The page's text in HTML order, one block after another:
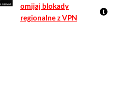
omijaj blokady
regionalne z VPN